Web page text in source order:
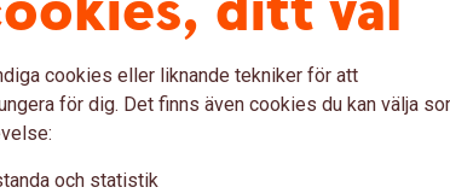
hur skattereduktionerna fungerar i
för att finanseria en ny bostad –
är det skillnaden mellan köp-
intressanta.
cookies eller liknande tekniker för att
för dig. Det finns även cookies du kan välja
och statistik